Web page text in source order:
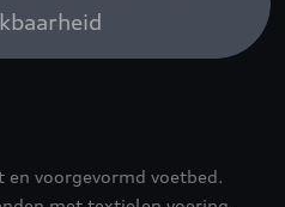
voorgevormd voetbed.